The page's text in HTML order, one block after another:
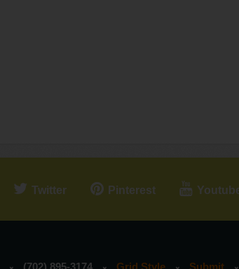
Twitter Pinterest
(702) 895-3174 Grid Style Submit